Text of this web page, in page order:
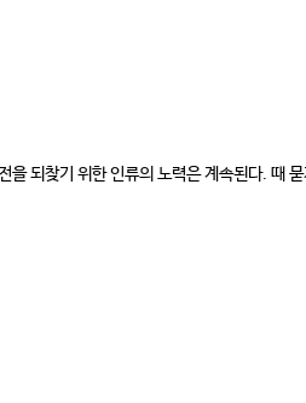
되찾기 위한 인류의 노력은 계속된다. 때